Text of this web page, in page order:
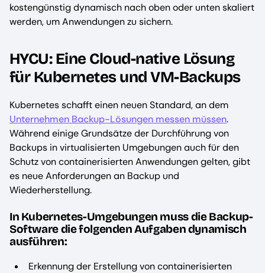
kostengünstig dynamisch nach oben oder unten skaliert
werden, um Anwendungen zu sichern.
HYCU: Eine Cloud-native Lösung
für Kubernetes und VM-Backups
Kubernetes schafft einen neuen Standard, an dem
Unternehmen Backup-Lösungen messen müssen.
Während einige Grundsätze der Durchführung von
Backups in virtualisierten Umgebungen auch für den
Schutz von containerisierten Anwendungen gelten, gibt
es neue Anforderungen an Backup und
Wiederherstellung.
In Kubernetes-Umgebungen muss die Backup-
Software die folgenden Aufgaben dynamisch
ausführen:
Erkennung der Erstellung von containerisierten